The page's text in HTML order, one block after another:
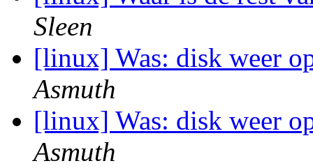
Sleen
[linux] Was: disk weer
Asmuth
[linux] Was: disk weer
Asmuth